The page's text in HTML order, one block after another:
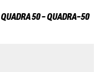
QUADRA 50 - QUADRA-50